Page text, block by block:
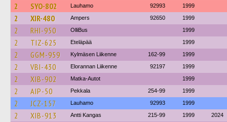
2 SYO-802 Lauhamo 92993 1999
2 XIR-480 Ampers 92650 1999
2 RHI-950 OlliBus 1999
2 TIZ-625 Eteläpää 1999
2 GGM-959 Kylmäsen Liikenne 162-99 1999
2 VBI-430 Elorannan Liikenne 92197 1999
2 XIB-902 Matka-Autot 1999
2 AIP-50 Pekkala 254-99 1999
2 JCZ-157 Lauhamo 92993 1999
2 XIB-913 Antti Kangas 215-99 1999 2024